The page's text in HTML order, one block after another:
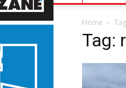
Home
Tag: